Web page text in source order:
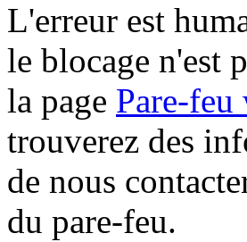
L'erreur est
le blocage n'est
la page Pare-feu
trouverez des
de nous
du pare-feu.